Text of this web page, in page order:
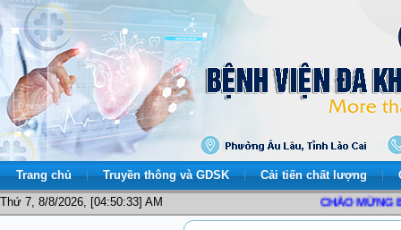
Trang chủ Truyền thông và GDSK Cải tiến chất lượng
Thứ 7, 8/8/2026, [04:50:33] AM
CHÀO MỪNG